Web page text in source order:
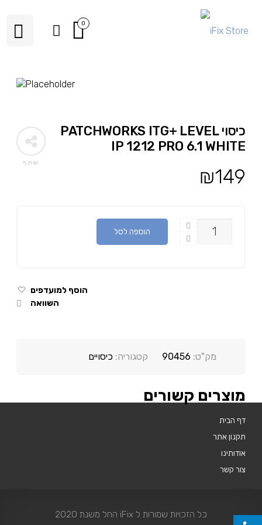
0
שתף
כיסוי PATCHWORKS ITG+ LEVEL
IP 1212 PRO 6.1 WHITE
₪149
כמות
הוספה לסל
הוסף למועדפים
השוואה
מק"ט: 90456 קטגוריה:כיסויים
מוצרים קשורים
דף הבית
תקנון אתר
אודותינו
צור קשר
כל הזכויות שמורות ל iFix החל משנת 2020